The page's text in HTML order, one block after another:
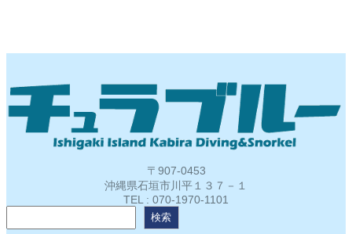
〒907-0453
沖縄県石垣市川平１３７－１
TEL : 070-1970-1101
索
検索